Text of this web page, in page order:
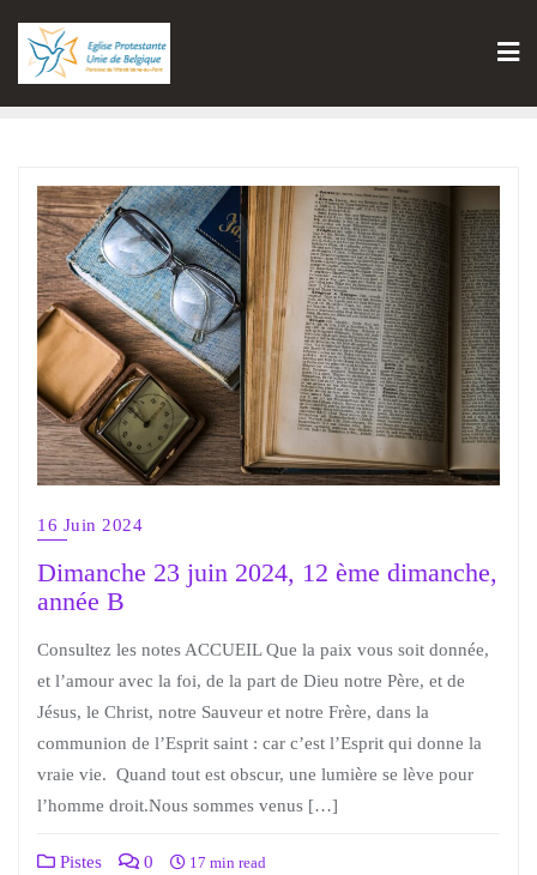
16 Juin 2024
Dimanche 23 juin 2024, 12 ème dimanche,
année B
Consultez les notes ACCUEIL Que la paix vous soit donnée,
et l’amour avec la foi, de la part de Dieu notre Père, et de
Jésus, le Christ, notre Sauveur et notre Frère, dans la
communion de l’Esprit saint : car c’est l’Esprit qui donne la
vraie vie. Quand tout est obscur, une lumière se lève pour
l’homme droit.Nous sommes venus […]
Pistes 0 17 min read